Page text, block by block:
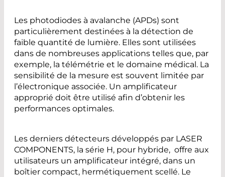
Les photodiodes à avalanche (APDs) sont
particulièrement destinées à la détection de
faible quantité de lumière. Elles sont utilisées
dans de nombreuses applications telles que, par
exemple, la télémétrie et le domaine médical. La
sensibilité de la mesure est souvent limitée par
l’électronique associée. Un amplificateur
approprié doit être utilisé afin d’obtenir les
performances optimales.
Les derniers détecteurs développés par LASER
COMPONENTS, la série H, pour hybride, offre aux
utilisateurs un amplificateur intégré, dans un
boîtier compact, hermétiquement scellé. Le